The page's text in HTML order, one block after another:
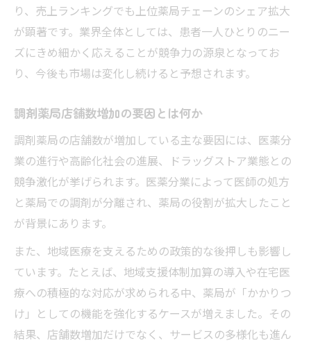
り、売上ランキングでも上位薬局チェーンのシェア拡大
が顕著です。業界全体としては、患者一人ひとりのニー
ズにきめ細かく応えることが競争力の源泉となってお
り、今後も市場は変化し続けると予想されます。
調剤薬局店舗数増加の要因とは何か
調剤薬局の店舗数が増加している主な要因には、医薬分
業の進行や高齢化社会の進展、ドラッグストア業態との
競争激化が挙げられます。医薬分業によって医師の処方
と薬局での調剤が分離され、薬局の役割が拡大したこと
が背景にあります。
また、地域医療を支えるための政策的な後押しも影響し
ています。たとえば、地域支援体制加算の導入や在宅医
療への積極的な対応が求められる中、薬局が「かかりつ
け」としての機能を強化するケースが増えました。その
結果、店舗数増加だけでなく、サービスの多様化も進ん